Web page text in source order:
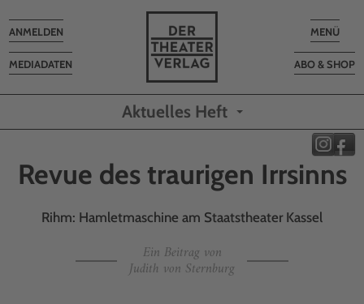
Toggle
MENÜ
ABO & SHOP
MEDIADATEN
Toggle
navigation
ANMELDEN
Aktuelles Heft
Revue des traurigen Irrsinns
Rihm: Hamletmaschine am Staatstheater Kassel
Ein Beitrag von
Judith von Sternburg